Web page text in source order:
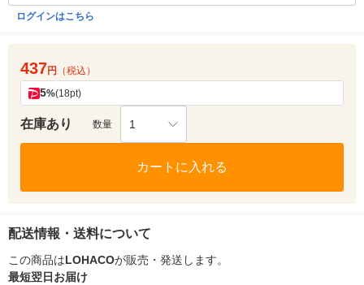
ログインはこちら
437円 （税込）
5%(18pt)
在庫あり 数量 1
カートに入れる
配送情報・送料について
この商品はLOHACOが販売・発送します。
最短翌日お届け